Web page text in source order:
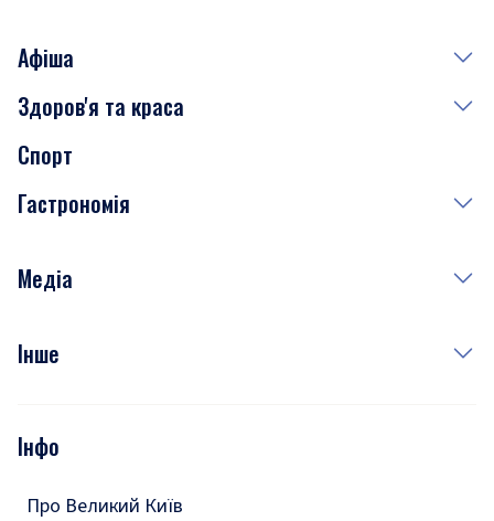
Афіша
Сьогодні
Завтра
Субота
Здоров'я та краса
Медицина
Краса
Спорт
Гастрономія
Рецепти
Медіа
Фото
Подкасти
Інше
Тести
Інфо
Про Великий Київ